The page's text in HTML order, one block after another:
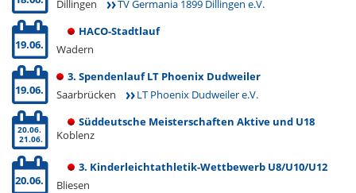
Dillingen
TV Germania 1899 Dillingen e.V.
HACO-Stadtlauf
19.06.
Wadern
3. Spendenlauf LT Phoenix Dudweiler
19.06.
Saarbrücken
LT Phoenix Dudweiler e.V.
Süddeutsche Meisterschaften Aktive und U18
20.06.
21.06.
Koblenz
3. Kinderleichtathletik-Wettbewerb U8/U10/U12
20.06.
Bliesen